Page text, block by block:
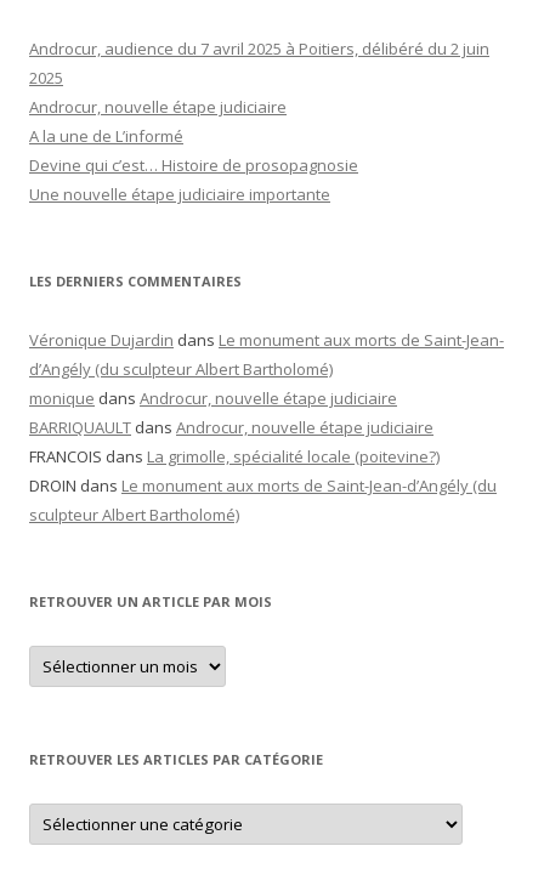
Androcur, audience du 7 avril 2025 à Poitiers, délibéré du 2 juin
2025
Androcur, nouvelle étape judiciaire
A la une de L’informé
Devine qui c’est… Histoire de prosopagnosie
Une nouvelle étape judiciaire importante
LES DERNIERS COMMENTAIRES
Véronique Dujardin dans Le monument aux morts de Saint-Jean-
d’Angély (du sculpteur Albert Bartholomé)
monique dans Androcur, nouvelle étape judiciaire
BARRIQUAULT dans Androcur, nouvelle étape judiciaire
FRANCOIS dans La grimolle, spécialité locale (poitevine?)
DROIN dans Le monument aux morts de Saint-Jean-d’Angély (du
sculpteur Albert Bartholomé)
RETROUVER UN ARTICLE PAR MOIS
Retrouver
un
article
RETROUVER LES ARTICLES PAR CATÉGORIE
Retrouver
les
articles